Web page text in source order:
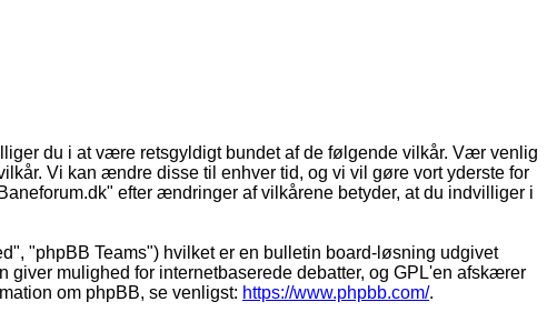
du i at være retsgyldigt bundet af de følgende vilkår. Vær venlig
Vi kan ændre disse til enhver tid, og vi vil gøre vort yderste for
efter ændringer af vilkårene betyder, at du indvilliger i
"phpBB Teams") hvilket er en bulletin board-løsning udgivet
giver mulighed for internetbaserede debatter, og GPL'en afskærer
om phpBB, se venligst: https://www.phpbb.com/.